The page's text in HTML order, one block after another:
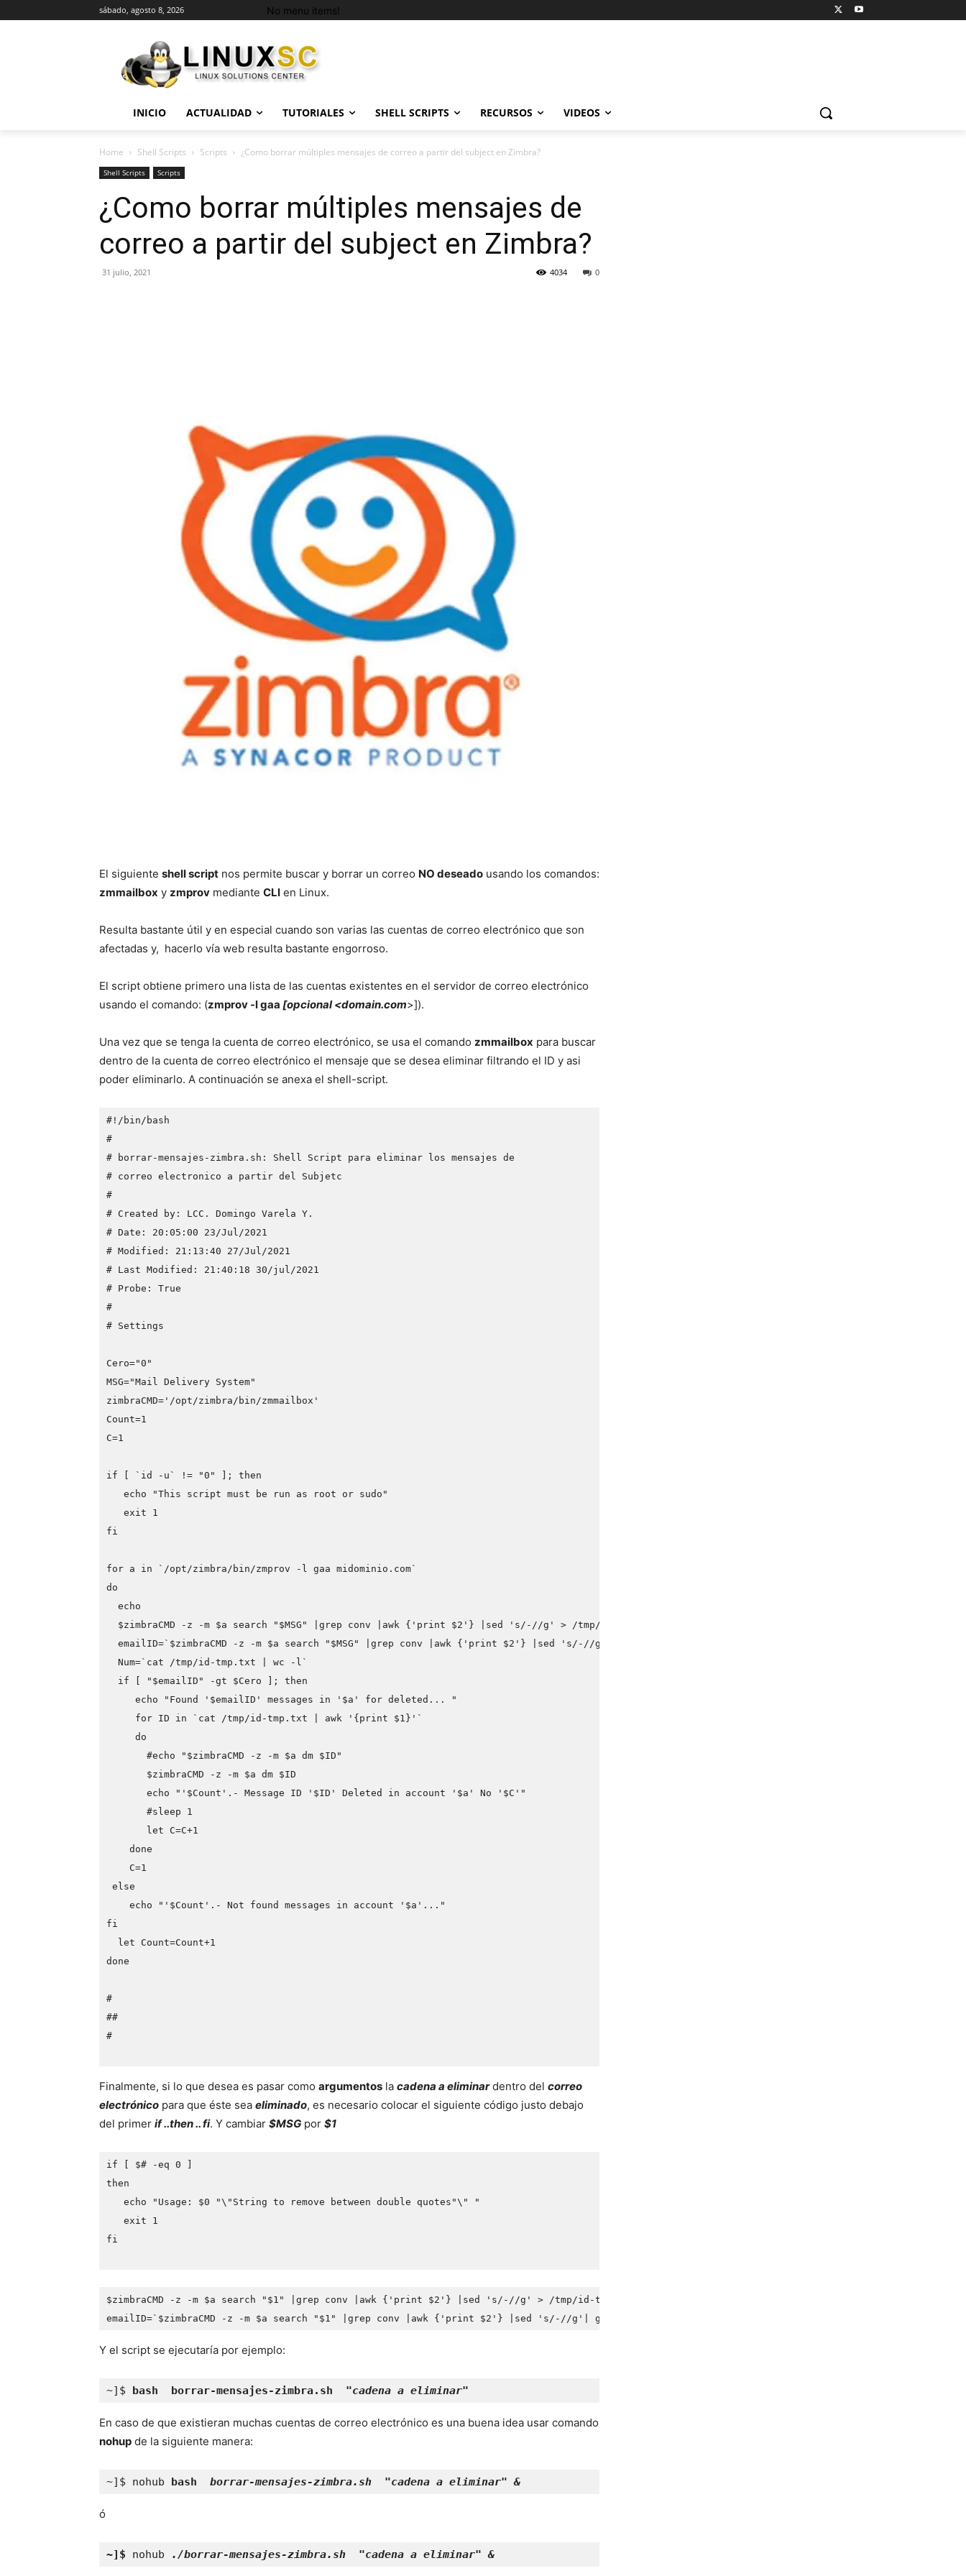
sábado, agosto 8, 2026 No menu items!
INICIO ACTUALIDAD TUTORIALES SHELL SCRIPTS RECURSOS VIDEOS
Home Shell Scripts Scripts ¿Como borrar múltiples mensajes de correo a partir del subject en Zimbra?
Shell Scripts Scripts
¿Como borrar múltiples mensajes de
correo a partir del subject en Zimbra?
31 julio, 2021 0
4034
El siguiente shell script nos permite buscar y borrar un correo NO deseado usando los comandos:
zmmailbox y zmprov mediante CLI en Linux.
Resulta bastante útil y en especial cuando son varias las cuentas de correo electrónico que son
afectadas y, hacerlo vía web resulta bastante engorroso.
El script obtiene primero una lista de las cuentas existentes en el servidor de correo electrónico
usando el comando: (zmprov -l gaa [opcional <domain.com>]).
Una vez que se tenga la cuenta de correo electrónico, se usa el comando zmmailbox para buscar
dentro de la cuenta de correo electrónico el mensaje que se desea eliminar filtrando el ID y asi
poder eliminarlo. A continuación se anexa el shell-script.
#!/bin/bash
#
# borrar-mensajes-zimbra.sh: Shell Script para eliminar los mensajes de
# correo electronico a partir del Subjetc
#
# Created by: LCC. Domingo Varela Y.
# Date: 20:05:00 23/Jul/2021
# Modified: 21:13:40 27/Jul/2021
# Last Modified: 21:40:18 30/jul/2021
# Probe: True
#
# Settings
Cero="0"
MSG="Mail Delivery System"
zimbraCMD='/opt/zimbra/bin/zmmailbox'
Count=1
C=1
if [ `id -u` != "0" ]; then
   echo "This script must be run as root or sudo"
   exit 1
fi
for a in `/opt/zimbra/bin/zmprov -l gaa midominio.com`
do
  echo
  $zimbraCMD -z -m $a search "$MSG" |grep conv |awk {'print $2'} |sed 's/-//g' > /tmp/id-tmp.txt
  emailID=`$zimbraCMD -z -m $a search "$MSG" |grep conv |awk {'print $2'} |sed 's/-//g'| grep -E ^\-?[0-9]+$ | wc -l `
  Num=`cat /tmp/id-tmp.txt | wc -l`
  if [ "$emailID" -gt $Cero ]; then
     echo "Found '$emailID' messages in '$a' for deleted... "
     for ID in `cat /tmp/id-tmp.txt | awk '{print $1}'`
     do
       #echo "$zimbraCMD -z -m $a dm $ID"
       $zimbraCMD -z -m $a dm $ID
       echo "'$Count'.- Message ID '$ID' Deleted in account '$a' No '$C'"
       #sleep 1
       let C=C+1
    done
    C=1
else
    echo "'$Count'.- Not found messages in account '$a'..."
fi
  let Count=Count+1
done
#
##
#
Finalmente, si lo que desea es pasar como argumentos la cadena a eliminardentro del correo
electrónico para que éste sea eliminado, es necesario colocar el siguiente código justo debajo
del primer if ..then .. fi. Y cambiar $MSG por $1
if [ $# -eq 0 ]
then
   echo "Usage: $0 "\"String to remove between double quotes"\" "
   exit 1
fi
$zimbraCMD -z -m $a search "$1" |grep conv |awk {'print $2'} |sed 's/-//g' > /tmp/id-tmp.txt
emailID=`$zimbraCMD -z -m $a search "$1" |grep conv |awk {'print $2'} |sed 's/-//g'| grep -E ^\-?[0-9]+$ | wc -l `
Y el script se ejecutaría por ejemplo:
~]$ bash  borrar-mensajes-zimbra.sh "cadena a eliminar"
En caso de que existieran muchas cuentas de correo electrónico es una buena idea usar comando
nohup de la siguiente manera:
~]$ nohub bash borrar-mensajes-zimbra.sh "cadena a eliminar" &
ó
~]$ nohub ./borrar-mensajes-zimbra.sh "cadena a eliminar" &